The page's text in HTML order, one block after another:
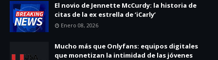
El novio de Jennette McCurdy: la historia de
citas de la ex estrella de ‘iCarly’
Enero 08, 2026
Mucho más que Onlyfans: equipos digitales
que monetizan la intimidad de las jóvenes